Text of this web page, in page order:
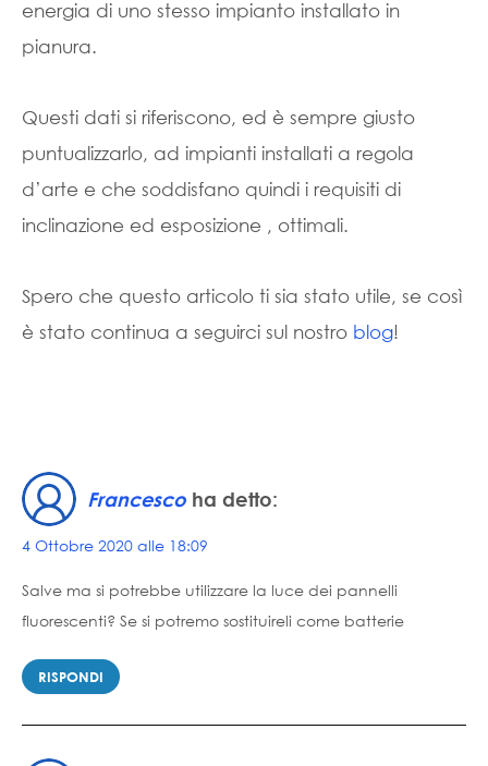
energia di uno stesso impianto installato in
pianura.
Questi dati si riferiscono, ed è sempre giusto
puntualizzarlo, ad impianti installati a regola
d’arte e che soddisfano quindi i requisiti di
inclinazione ed esposizione , ottimali.
Spero che questo articolo ti sia stato utile, se così
è stato continua a seguirci sul nostro blog!
Francesco ha detto:
4 Ottobre 2020 alle 18:09
Salve ma si potrebbe utilizzare la luce dei pannelli
fluorescenti? Se si potremo sostituireli come batterie
RISPONDI